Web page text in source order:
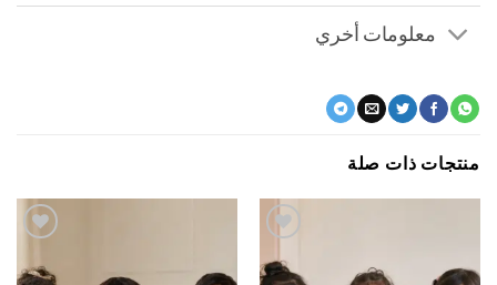
معلومات أخري
ذات صلة
اضف
الي
الي